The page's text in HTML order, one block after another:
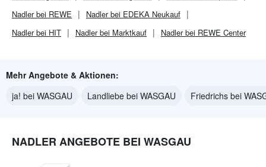
Nadler bei REWE
Nadler bei EDEKA Neukauf
Nadler bei HIT
Nadler bei Marktkauf Nadler bei REWE Center
Mehr Angebote & Aktionen:
ja! bei WASGAU
Landliebe bei WASGAU Friedrichs bei
NADLER ANGEBOTE BEI WASGAU